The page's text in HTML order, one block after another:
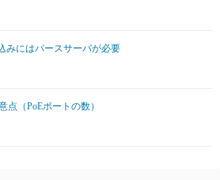
みにはパースサーバが必要
点（PoEポートの数）